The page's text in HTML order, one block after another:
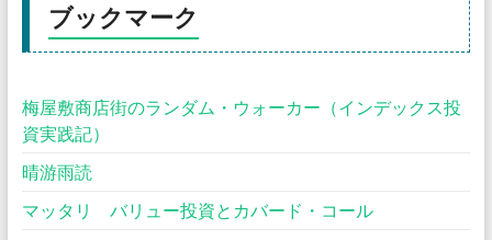
ブックマーク
梅屋敷商店街のランダム・ウォーカー（インデックス投
資実践記）
晴游雨読
マッタリ バリュー投資とカバード・コール